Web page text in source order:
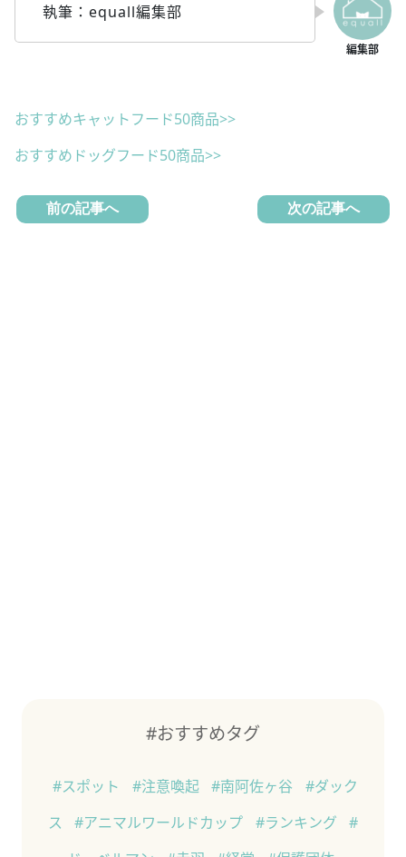
執筆：equall編集部
おすすめキャットフード50商品>>
おすすめドッグフード50商品>>
前の記事へ 次の記事へ
#おすすめタグ
#スポット #注意喚起 #南阿佐ヶ谷
#ダック
ス
#アニマルワールドカップ #ランキング
#